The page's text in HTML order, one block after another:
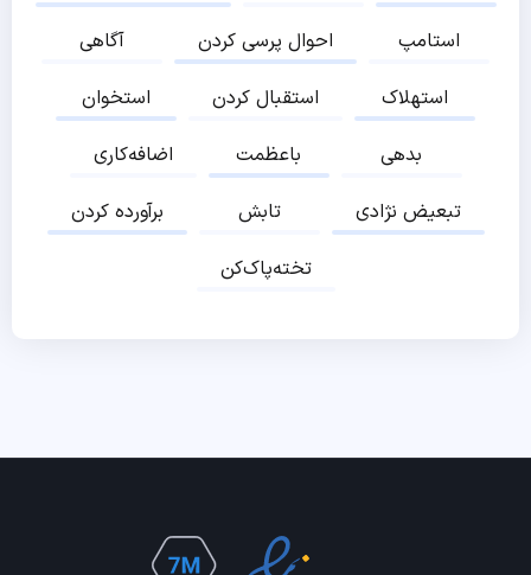
آگاهی
احوال پرسی کردن
استامپ
استخوان
استقبال کردن
استهلاک
اضافه‌کاری
باعظمت
بدهی
برآورده کردن
تابش
تبعیض نژادی
تخته‌پاک‌کن